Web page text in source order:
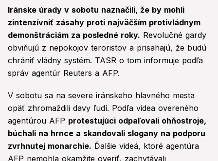
Iránske úrady v sobotu naznačili, že by mohli
zintenzívniť zásahy proti najväčším protivládnym
demonštráciám za posledné roky. Revolučné gardy
obviňujú z nepokojov teroristov a prisahajú, že budú
chrániť vládny systém. TASR o tom informuje podľa
správ agentúr Reuters a AFP.
V sobotu sa na severe iránskeho hlavného mesta
opäť zhromaždili davy ľudí. Podľa videa overeného
agentúrou AFP protestujúci odpaľovali ohňostroje,
búchali na hrnce a skandovali slogany na podporu
zvrhnutej monarchie. Ďalšie videá, ktoré agentúra
AFP nemohla okamžite overiť, zachytávali